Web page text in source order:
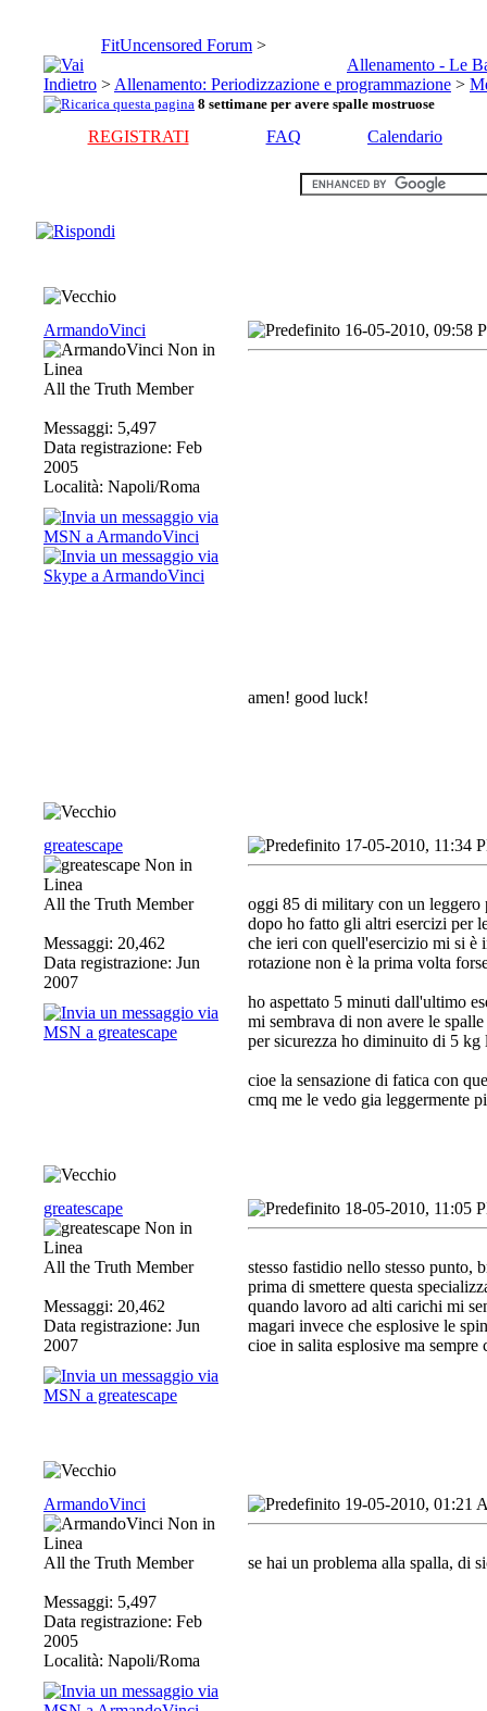
FitUncensored Forum >
Allenamento - Le
> Allenamento: Periodizzazione e programmazione >
8 settimane per avere spalle mostruose
REGISTRATI FAQ Calendario
ArmandoVinci
All the Truth Member
Messaggi: 5,497
Data registrazione: Feb
2005
Località: Napoli/Roma
16-05-2010, 09:58
amen! good luck!
greatescape
All the Truth Member
Messaggi: 20,462
Data registrazione: Jun
2007
17-05-2010, 11:34
oggi 85 di military con un leggero
dopo ho fatto gli altri esercizi per
che ieri con quell'esercizio mi si è
rotazione non è la prima volta
ho aspettato 5 minuti dall'ultimo
mi sembrava di non avere le
per sicurezza ho diminuito di 5
cioe la sensazione di fatica con
cmq me le vedo gia leggermente
greatescape
All the Truth Member
Messaggi: 20,462
Data registrazione: Jun
2007
18-05-2010, 11:05
stesso fastidio nello stesso punto,
prima di smettere questa
quando lavoro ad alti carichi mi
magari invece che esplosive le
cioe in salita esplosive ma sempre
ArmandoVinci
All the Truth Member
Messaggi: 5,497
Data registrazione: Feb
2005
Località: Napoli/Roma
19-05-2010, 01:21
se hai un problema alla spalla, di